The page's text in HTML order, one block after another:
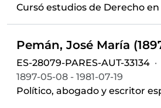
Cursó estudios de Derecho en
Pemán, José María
ES-28079-PARES-AUT-33134 ·
1897-05-08 - 1981-07-19
Político, abogado y escritor